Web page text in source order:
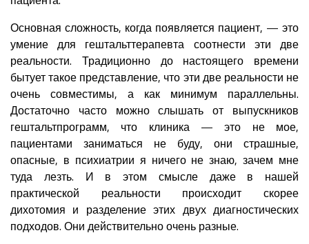
Основная сложность, когда появляется пациент, — это
умение для гештальттерапевта соотнести эти две
реальности. Традиционно до настоящего времени
бытует такое представление, что эти две реальности не
очень совместимы, а как минимум параллельны.
Достаточно часто можно слышать от выпускников
гештальтпрограмм, что клиника — это не мое,
пациентами заниматься не буду, они страшные,
опасные, в психиатрии я ничего не знаю, зачем мне
туда лезть. И в этом смысле даже в нашей
практической реальности происходит скорее
дихотомия и разделение этих двух диагностических
подходов. Они действительно очень разные.